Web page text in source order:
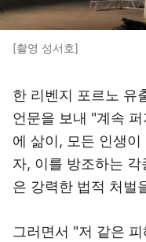
[촬영 성서호]
한 리벤지 포르노 유
언문을 보내 "계속
에 삶이, 모든 인생
자, 이를 방조하는
은 강력한 법적 처벌
그러면서 "저 같은